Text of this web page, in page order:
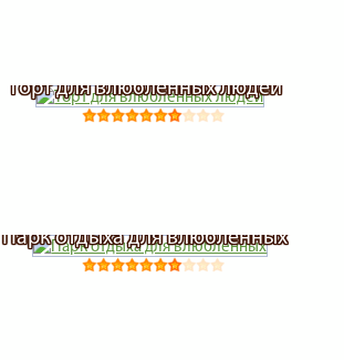
Торт для влюбленных людей
Парк отдыха для влюбленных